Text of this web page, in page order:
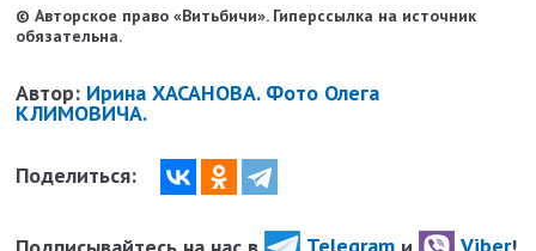
© Авторское право «Витьбичи». Гиперссылка на источник
обязательна.
Автор: Ирина ХАСАНОВА. Фото Олега
КЛИМОВИЧА.
Поделиться: